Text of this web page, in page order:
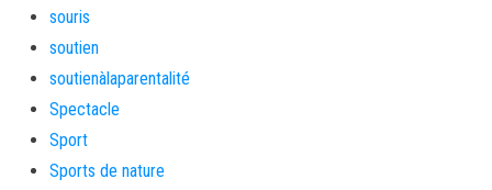
souris
soutien
soutienàlaparentalité
Spectacle
Sport
Sports de nature